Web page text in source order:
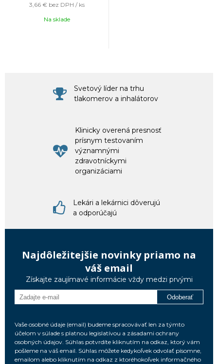
3,66 € bez DPH / ks
Na sklade
Svetový líder na trhu
tlakomerov a inhalátorov
Klinicky overená presnosť
prísnym testovaním
významnými
zdravotníckymi
organizáciami
Lekári a lekárnici dôverujú
a odporúčajú
Najdôležitejšie novinky priamo na
váš email
Získajte zaujímavé informácie vždy medzi prvými
Odoberať
Vaše osobné údaje (email) budeme spracovávať len za týmto
účelom v súlade s platnou legislatívou a zásadami ochrany
osobných údajov. Súhlas potvrdíte kliknutím na odkaz, ktorý vám
pošleme na váš email. Súhlas môžete kedykoľvek odvolať písomne,
emailom alebo kliknutím na odkaz z ktoréhokoľvek informačného